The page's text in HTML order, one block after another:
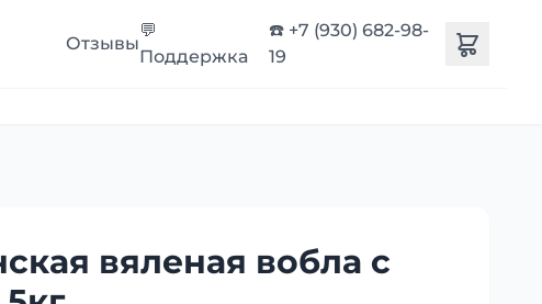
Отзывы
💬
Поддержка
☎️ +7 (930) 682-98-
19
вяленая вобла с